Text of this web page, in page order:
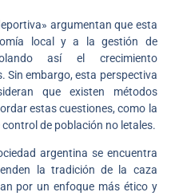
argumentan que esta
local y a la gestión de
así el crecimiento
Sin embargo, esta perspectiva
que existen métodos
estas cuestiones, como la
de población no letales.
argentina se encuentra
la tradición de la caza
por un enfoque más ético y